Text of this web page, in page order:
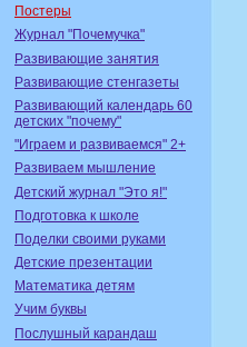
Постеры
Журнал "Почемучка"
Развивающие занятия
Развивающие стенгазеты
Развивающий календарь 60
детских "почему"
"Играем и развиваемся" 2+
Развиваем мышление
Детский журнал "Это я!"
Подготовка к школе
Поделки своими руками
Детские презентации
Математика детям
Учим буквы
Послушный карандаш